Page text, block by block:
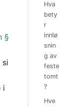
§
si
i
Hva
bety
r
innlø
snin
g av
feste
tomt
?
Hve